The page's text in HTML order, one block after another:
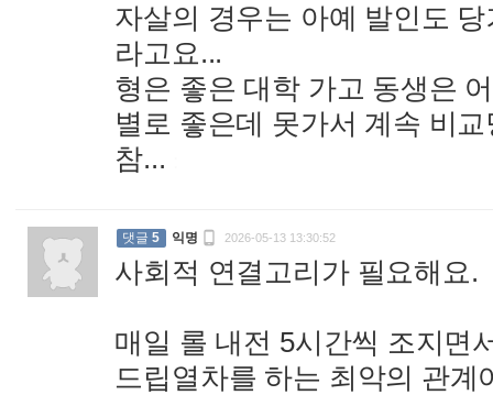
자살의 경우는 아예 발인도
라고요...
형은 좋은 대학 가고 동생은
별로 좋은데 못가서 계속 비
참...
댓글 5 익명  2026-05-13 13:30:52
사회적 연결고리가 필요해요.
매일 롤 내전 5시간씩 조지면
드립열차를 하는 최악의 관